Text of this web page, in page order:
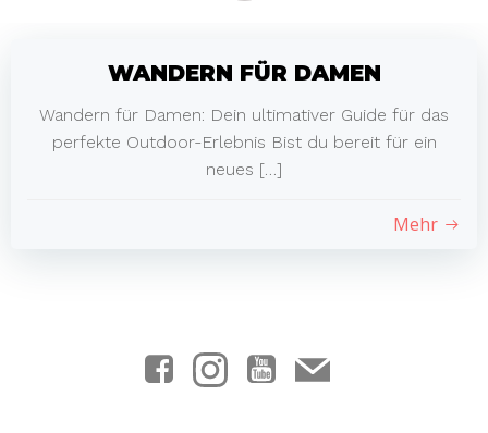
WANDERN FÜR DAMEN
Wandern für Damen: Dein ultimativer Guide für das
perfekte Outdoor-Erlebnis Bist du bereit für ein
neues […]
Mehr